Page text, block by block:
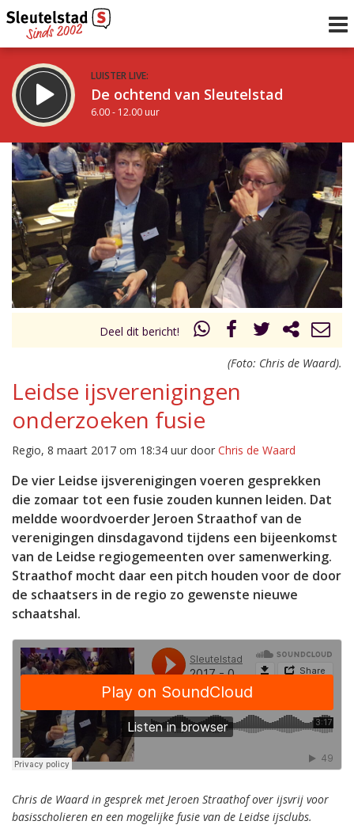
LUISTER LIVE:
De ochtend van Sleutelstad
6.00 - 12.00 uur
STRAKS:
De middag van Sleutelstad
12.00 - 17.00 uur
Vorig uur
uur 1 van 0 Volgend uur
Inklappen
Deel dit bericht!
(Foto: Chris de Waard).
Leidse ijsverenigingen
onderzoeken fusie
Regio, 8 maart 2017 om 18:34 uur door Chris de Waard
De vier Leidse ijsverenigingen voeren gesprekken
die zomaar tot een fusie zouden kunnen leiden. Dat
meldde woordvoerder Jeroen Straathof van de
verenigingen dinsdagavond tijdens een bijeenkomst
van de Leidse regiogemeenten over samenwerking.
Straathof mocht daar een pitch houden voor de door
de schaatsers in de regio zo gewenste nieuwe
schaatshal.
Chris de Waard in gesprek met Jeroen Straathof over ijsvrij voor
basisscholieren en een mogelijke fusie van de Leidse ijsclubs.